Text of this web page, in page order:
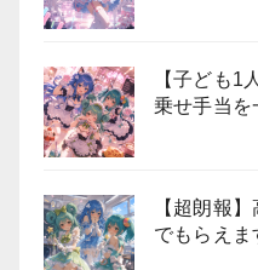
【子ども1
乗せ手当を
【超朗報
でもらえ